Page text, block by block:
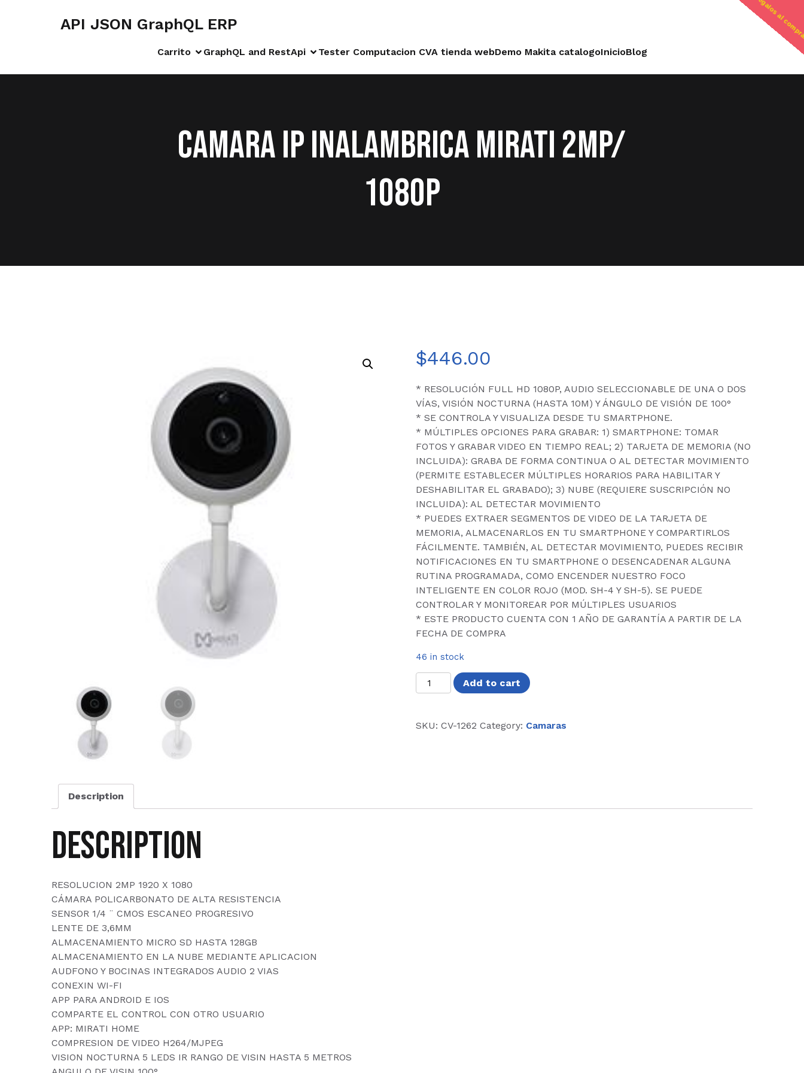
API JSON GraphQL ERP
Carrito GraphQL and RestApi Tester Computacion CVA tienda webDemo Makita catalogoInicioBlog
CAMARA IP INALAMBRICA MIRATI 2MP/
1080P
$446.00
* RESOLUCIÓN FULL HD 1080P, AUDIO SELECCIONABLE DE UNA O DOS
VÍAS, VISIÓN NOCTURNA (HASTA 10M) Y ÁNGULO DE VISIÓN DE 100°
* SE CONTROLA Y VISUALIZA DESDE TU SMARTPHONE.
* MÚLTIPLES OPCIONES PARA GRABAR: 1) SMARTPHONE: TOMAR
FOTOS Y GRABAR VIDEO EN TIEMPO REAL; 2) TARJETA DE MEMORIA (NO
INCLUIDA): GRABA DE FORMA CONTINUA O AL DETECTAR MOVIMIENTO
(PERMITE ESTABLECER MÚLTIPLES HORARIOS PARA HABILITAR Y
DESHABILITAR EL GRABADO); 3) NUBE (REQUIERE SUSCRIPCIÓN NO
INCLUIDA): AL DETECTAR MOVIMIENTO
* PUEDES EXTRAER SEGMENTOS DE VIDEO DE LA TARJETA DE
MEMORIA, ALMACENARLOS EN TU SMARTPHONE Y COMPARTIRLOS
FÁCILMENTE. TAMBIÉN, AL DETECTAR MOVIMIENTO, PUEDES RECIBIR
NOTIFICACIONES EN TU SMARTPHONE O DESENCADENAR ALGUNA
RUTINA PROGRAMADA, COMO ENCENDER NUESTRO FOCO
INTELIGENTE EN COLOR ROJO (MOD. SH-4 Y SH-5). SE PUEDE
CONTROLAR Y MONITOREAR POR MÚLTIPLES USUARIOS
* ESTE PRODUCTO CUENTA CON 1 AÑO DE GARANTÍA A PARTIR DE LA
FECHA DE COMPRA
46 in stock
CAMARA
IP
MIRATI
Add to cart
SKU:CV-1262 Category: Camaras
Description
Description
RESOLUCION 2MP 1920 X 1080
CÁMARA POLICARBONATO DE ALTA RESISTENCIA
SENSOR 1/4 ¨ CMOS ESCANEO PROGRESIVO
LENTE DE 3,6MM
ALMACENAMIENTO MICRO SD HASTA 128GB
ALMACENAMIENTO EN LA NUBE MEDIANTE APLICACION
AUDFONO Y BOCINAS INTEGRADOS AUDIO 2 VIAS
CONEXIN WI-FI
APP PARA ANDROID E IOS
COMPARTE EL CONTROL CON OTRO USUARIO
APP: MIRATI HOME
COMPRESION DE VIDEO H264/MJPEG
VISION NOCTURNA 5 LEDS IR RANGO DE VISIN HASTA 5 METROS
regalos al